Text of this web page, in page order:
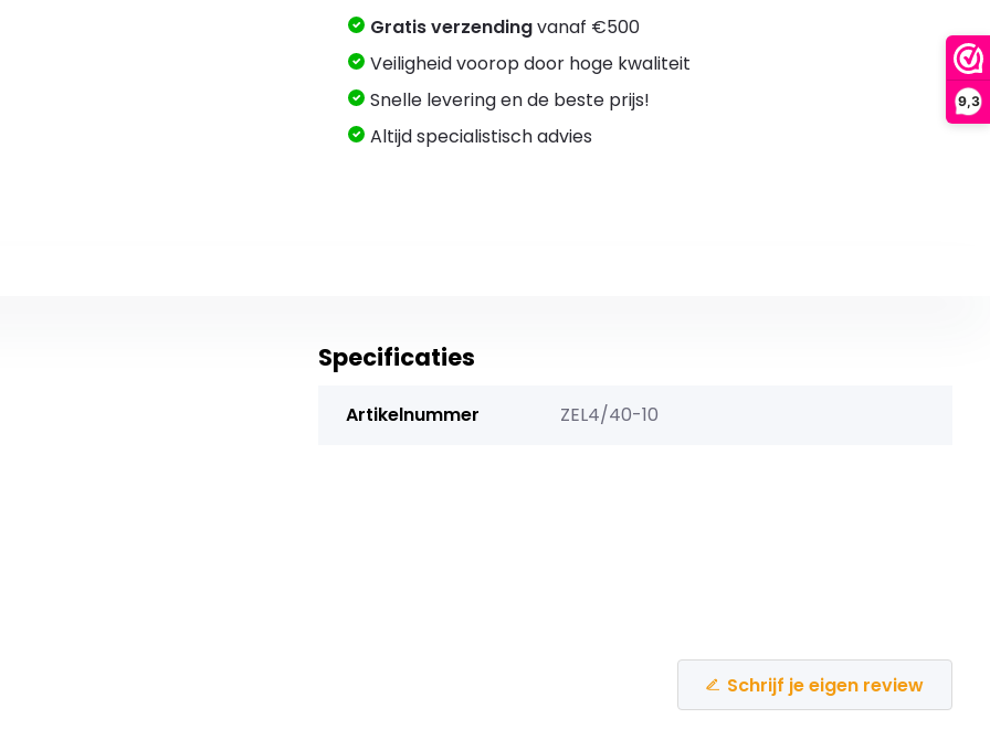
9,3
Gratis verzendingvanaf €500
Veiligheid voorop door hoge kwaliteit
Snelle levering en de beste prijs!
Altijd specialistisch advies
Specificaties
Artikelnummer ZEL4/40-10
Schrijf je eigen review